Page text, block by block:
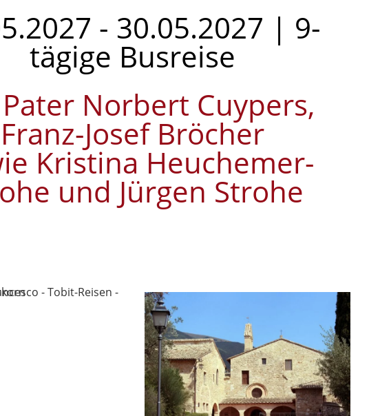
- 30.05.2027 | 9-
tägige Busreise
Norbert Cuypers,
Franz-Josef Bröcher
Kristina Heuchemer-
und Jürgen Strohe